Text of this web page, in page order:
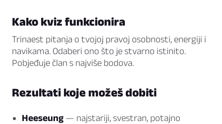
Kako kviz funkcionira
Trinaest pitanja o tvojoj pravoj osobnosti, energiji i
navikama. Odaberi ono što je stvarno istinito.
Pobjeđuje član s najviše bodova.
Rezultati koje možeš dobiti
Heeseung — najstariji, svestran, potajno